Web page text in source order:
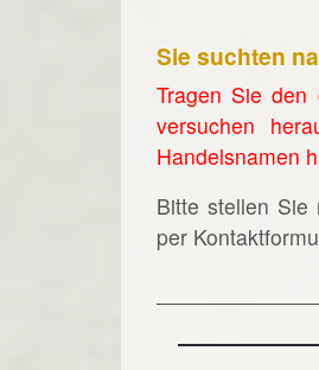
Sie suchten
Tragen Sie den
versuchen
Handelsnamen
Bitte stellen Sie
per